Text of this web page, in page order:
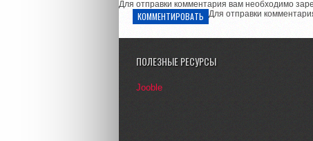
Для отправки комментария вам необходимо
КОММЕНТИРОВАТЬ Для отправки
ПОЛЕЗНЫЕ РЕСУРСЫ
Jooble